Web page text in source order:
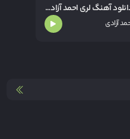
دانلود آهنگ لری احمد آزادی نمیپرسی تو احوالم
آزادی